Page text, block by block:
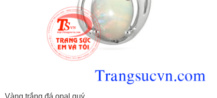
Vàng trắng đá opal quý